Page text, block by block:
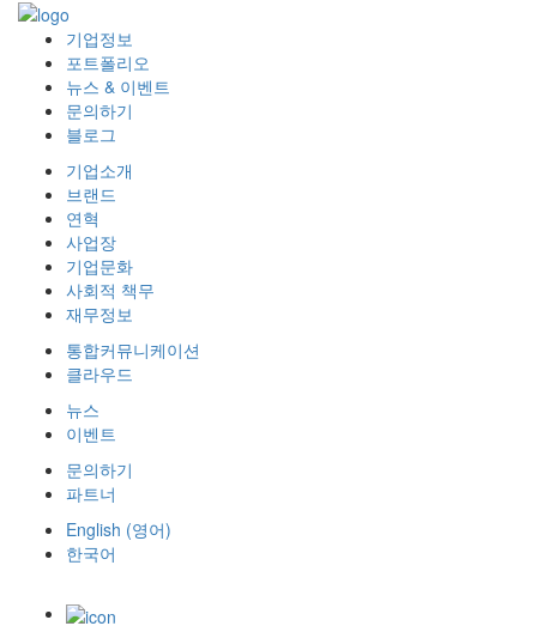
기업정보
포트폴리오
뉴스 & 이벤트
문의하기
블로그
기업소개
브랜드
연혁
사업장
기업문화
사회적 책무
재무정보
통합커뮤니케이션
클라우드
뉴스
이벤트
문의하기
파트너
English (영어)
한국어